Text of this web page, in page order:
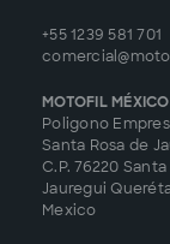
+55 1239 581 701
MOTOFIL MÉXICO
Poligono
Santa Rosa de
C.P. 76220 Santa
Jauregui
Mexico